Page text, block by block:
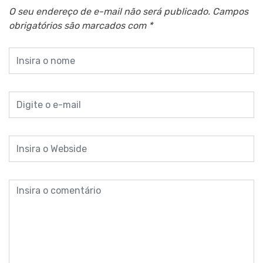
O seu endereço de e-mail não será publicado. Campos
obrigatórios são marcados com *